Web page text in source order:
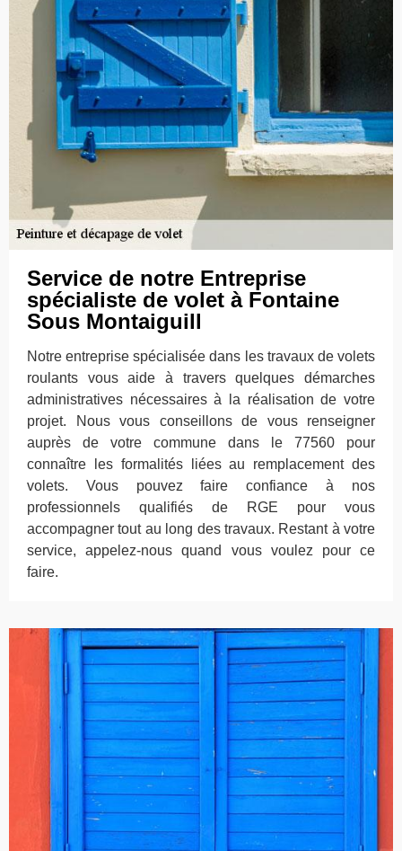
Service de notre Entreprise
spécialiste de volet à Fontaine
Sous Montaiguill
Notre entreprise spécialisée dans les travaux de volets
roulants vous aide à travers quelques démarches
administratives nécessaires à la réalisation de votre
projet. Nous vous conseillons de vous renseigner
auprès de votre commune dans le 77560 pour
connaître les formalités liées au remplacement des
volets. Vous pouvez faire confiance à nos
professionnels qualifiés de RGE pour vous
accompagner tout au long des travaux. Restant à votre
service, appelez-nous quand vous voulez pour ce
faire.